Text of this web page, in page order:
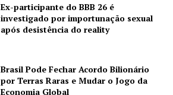
Ex-participante do BBB 26 é
investigado por importunação sexual
após desistência do reality
Brasil Pode Fechar Acordo Bilionário
por Terras Raras e Mudar o Jogo da
Economia Global